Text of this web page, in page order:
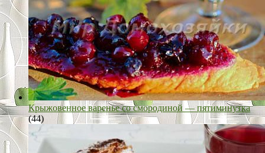
Крыжовенное варенье со смородиной — пятиминутка
(44)